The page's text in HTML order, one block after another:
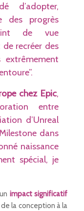
d’adopter,
des progrès
de vue
recréer des
chez Epic,
entre
d’Unreal
dans
naissance
spécial, je
impact significatif
de la conception à la